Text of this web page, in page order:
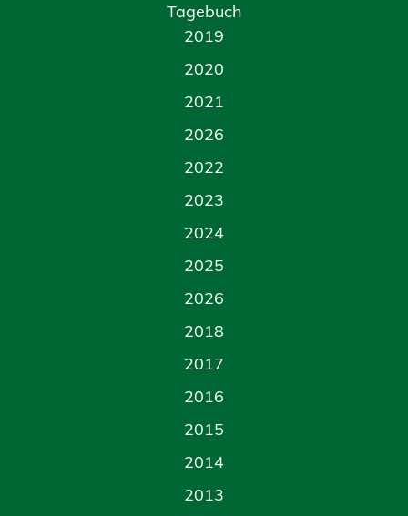
Tagebuch
2019
2020
2021
2026
2022
2023
2024
2025
2026
2018
2017
2016
2015
2014
2013